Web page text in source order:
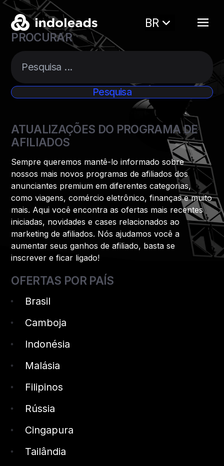
BR
PROCURAR
ATUALIZAÇÕES DO PROGRAMA DE
AFILIADOS
Sempre queremos mantê-lo informado sobre
nossos mais novos programas de afiliados dos
anunciantes premium em diferentes categorias,
como viagens, comércio eletrônico, finanças e muito
mais. Aqui você encontra as ofertas mais recentes
iniciadas, novidades e cases relacionados ao
marketing de afiliados. Nós ajudamos você a
aumentar seus ganhos de afiliado, basta se
inscrever e ficar ligado!
OFERTAS POR PAÍS
Brasil
Camboja
Indonésia
Malásia
Filipinos
Rússia
Cingapura
Tailândia